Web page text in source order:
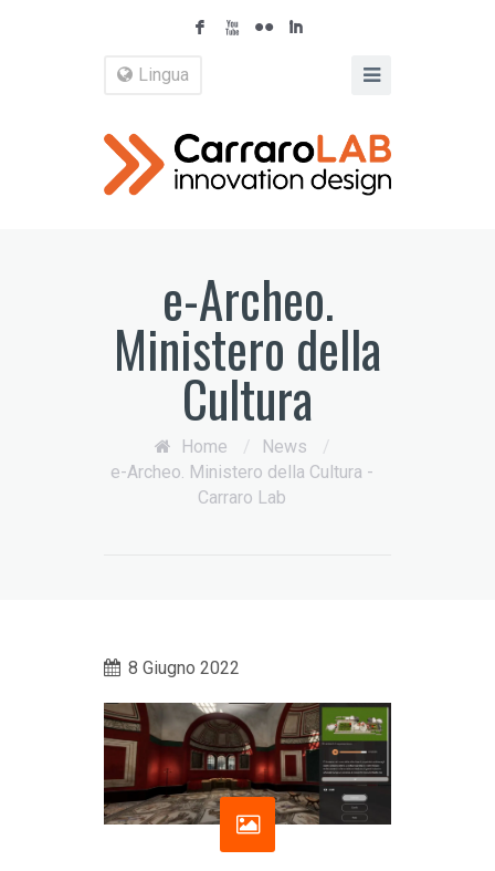
F X N I
Lingua
e-Archeo.
Ministero della
Cultura
Home / News
/
e-Archeo. Ministero della Cultura -
Carraro Lab
8 Giugno 2022